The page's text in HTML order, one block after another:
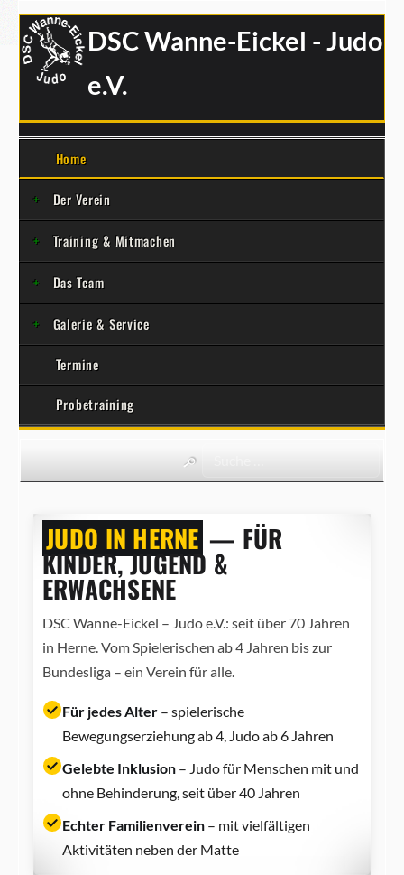
DSC Wanne-Eickel - Judo
e.V.
Home
Der Verein
Training & Mitmachen
Das Team
Galerie & Service
Termine
Probetraining
JUDO IN HERNE — FÜR
KINDER, JUGEND &
ERWACHSENE
DSC Wanne-Eickel – Judo e.V.: seit über 70 Jahren
in Herne. Vom Spielerischen ab 4 Jahren bis zur
Bundesliga – ein Verein für alle.
Für jedes Alter– spielerische
Bewegungserziehung ab 4, Judo ab 6 Jahren
Gelebte Inklusion– Judo für Menschen mit und
ohne Behinderung, seit über 40 Jahren
Echter Familienverein– mit vielfältigen
Aktivitäten neben der Matte